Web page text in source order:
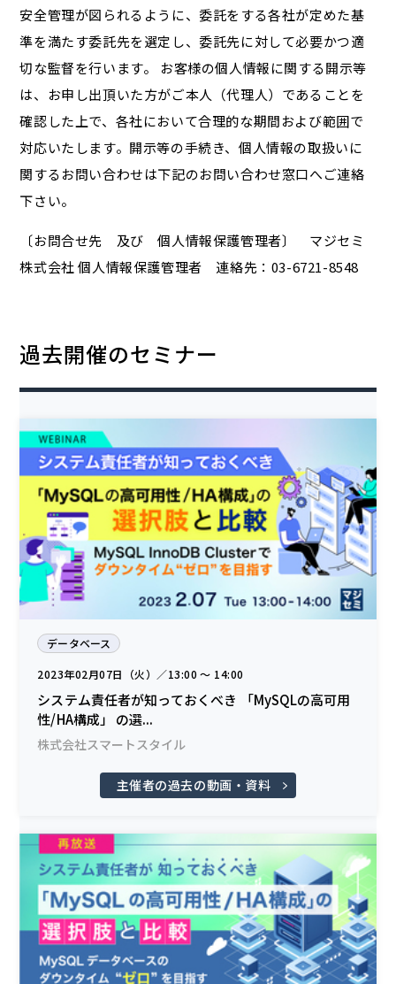
安全管理が図られるように、委託をする各社が定めた基
準を満たす委託先を選定し、委託先に対して必要かつ適
切な監督を行います。 お客様の個人情報に関する開示等
は、お申し出頂いた方がご本人（代理人）であることを
確認した上で、各社において合理的な期間および範囲で
対応いたします。開示等の手続き、個人情報の取扱いに
関するお問い合わせは下記のお問い合わせ窓口へご連絡
下さい。
〔お問合せ先 及び 個人情報保護管理者〕 マジセミ
株式会社 個人情報保護管理者 連絡先：03-6721-8548
過去開催のセミナー
データベース
2023年02月07日（火）／13:00 〜 14:00
システム責任者が知っておくべき 「MySQLの高可用
性/HA構成」 の選...
株式会社スマートスタイル
主催者の過去の動画・資料